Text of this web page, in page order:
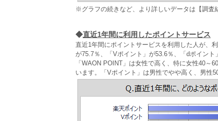
※グラフの続きなど、より詳しいデータは【調査
◆直近1年間に利用したポイントサービス
直近1年間にポイントサービスを利用した人が、
が75.7％、「Vポイント」が53.6％、「dポイン
「WAON POINT」は女性で高く、特に女性40～
います。「Vポイント」は男性でやや高く、男性